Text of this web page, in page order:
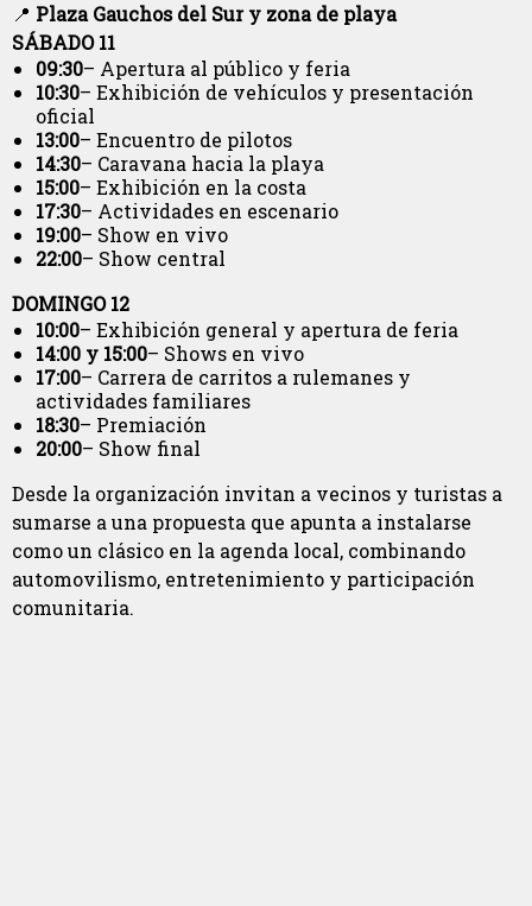
📍 Plaza Gauchos del Sur y zona de playa
SÁBADO 11
09:30– Apertura al público y feria
10:30– Exhibición de vehículos y presentación
oficial
13:00– Encuentro de pilotos
14:30– Caravana hacia la playa
15:00– Exhibición en la costa
17:30– Actividades en escenario
19:00– Show en vivo
22:00– Show central
DOMINGO 12
10:00– Exhibición general y apertura de feria
14:00 y 15:00– Shows en vivo
17:00– Carrera de carritos a rulemanes y
actividades familiares
18:30– Premiación
20:00– Show final
Desde la organización invitan a vecinos y turistas a
sumarse a una propuesta que apunta a instalarse
como un clásico en la agenda local, combinando
automovilismo, entretenimiento y participación
comunitaria.